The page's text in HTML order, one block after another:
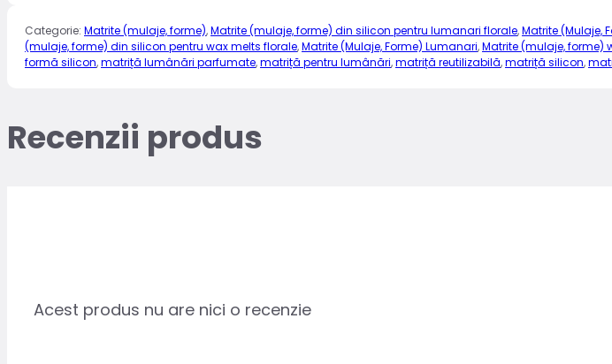
Categorie: Matrite (mulaje, forme),Matrite (mulaje, forme) din silicon pentru lumanari florale,Matrite (Mulaje,
(mulaje, forme) din silicon pentru wax melts florale,Matrite (Mulaje, Forme) Lumanari,Matrite (mulaje, forme)
formă silicon,matriță lumânări parfumate,matriță pentru lumânări,matriță reutilizabilă,matriță silicon,
Recenzii produs
Acest produs nu are nici o recenzie